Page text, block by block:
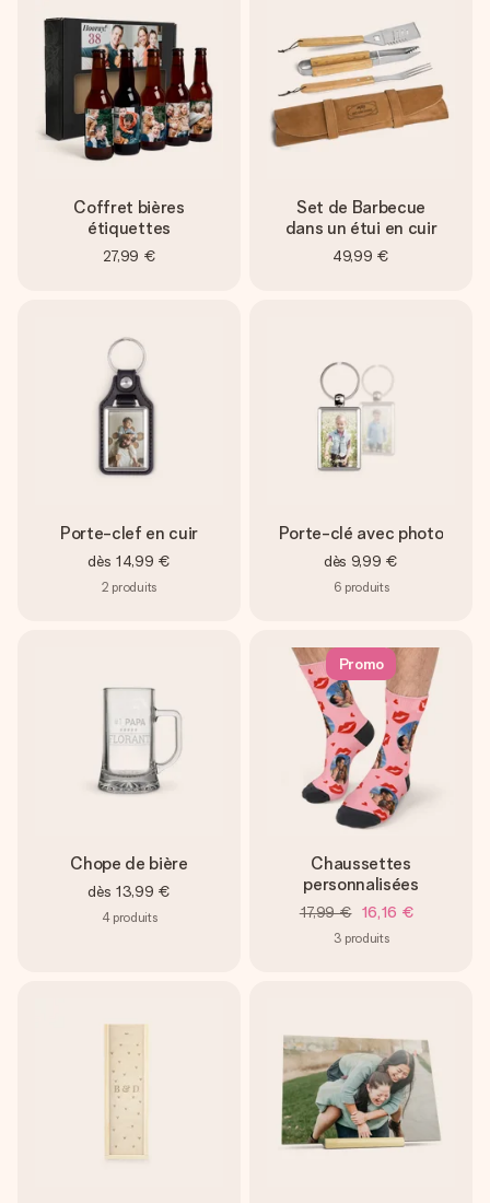
Coffret bières
étiquettes
27,99 €
Set de Barbecue
dans un étui en cuir
49,99 €
Porte-clef en cuir
dès 14,99 €
2 produits
Porte-clé avec photo
dès 9,99 €
6 produits
Chope de bière
dès 13,99 €
4 produits
Promo
Chaussettes
personnalisées
17,99 € 16,16 €
3 produits